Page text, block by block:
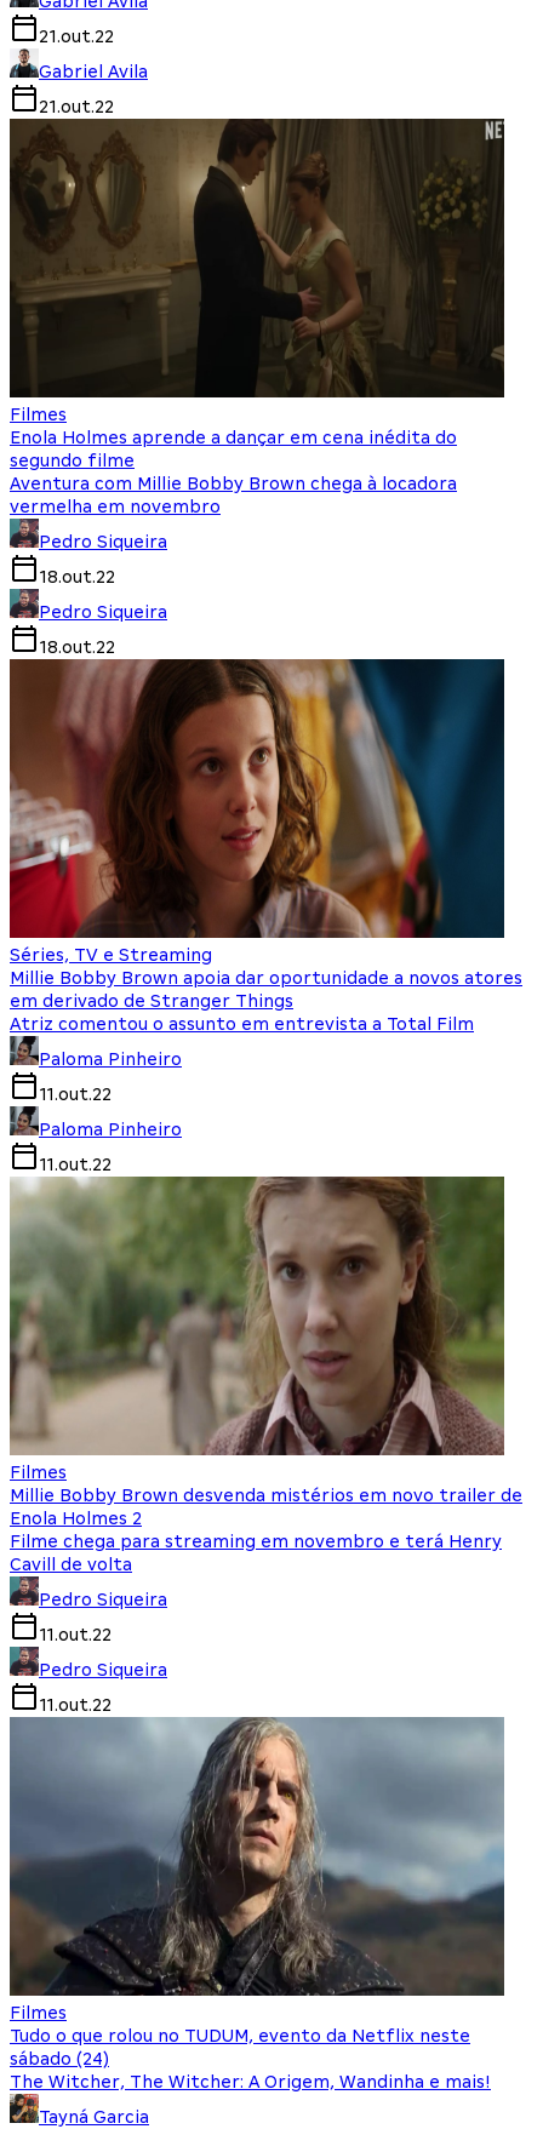
21.out.22
Gabriel Avila
21.out.22
Filmes
Enola Holmes aprende a dançar em cena inédita do
segundo filme
Aventura com Millie Bobby Brown chega à locadora
vermelha em novembro
Pedro Siqueira
18.out.22
Pedro Siqueira
18.out.22
Séries, TV e Streaming
Millie Bobby Brown apoia dar oportunidade a novos atores
em derivado de Stranger Things
Atriz comentou o assunto em entrevista a Total Film
Paloma Pinheiro
11.out.22
Paloma Pinheiro
11.out.22
Filmes
Millie Bobby Brown desvenda mistérios em novo trailer de
Enola Holmes 2
Filme chega para streaming em novembro e terá Henry
Cavill de volta
Pedro Siqueira
11.out.22
Pedro Siqueira
11.out.22
Filmes
Tudo o que rolou no TUDUM, evento da Netflix neste
sábado (24)
The Witcher, The Witcher: A Origem, Wandinha e mais!
Tayná Garcia